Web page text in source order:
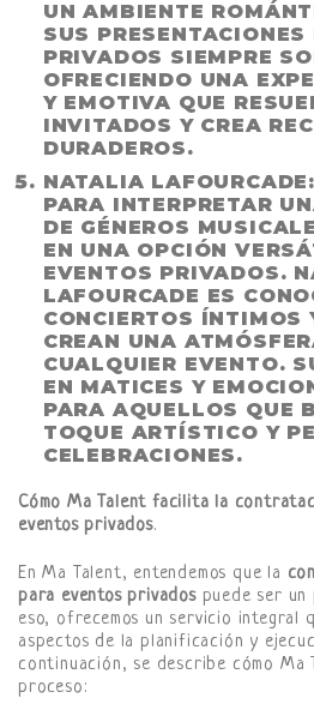
UN AMBIENTE
SUS PRESENTACIONES
PRIVADOS SIEMPRE
OFRECIENDO UNA
Y EMOTIVA QUE
INVITADOS Y CREA
DURADEROS.
NATALIA LAFOURCADE
PARA INTERPRETAR
DE GÉNEROS
EN UNA OPCIÓN
EVENTOS PRIVADOS.
LAFOURCADE ES
CONCIERTOS ÍNTIMOS
CREAN UNA
CUALQUIER EVENTO.
EN MATICES Y
PARA AQUELLOS QUE
TOQUE ARTÍSTICO Y
CELEBRACIONES.
Cómo Ma Talent facilita la
eventos privados.
En Ma Talent, entendemos que la
para eventos privadospuede ser un
eso, ofrecemos un servicio integral
aspectos de la planificación y
continuación, se describe cómo Ma
proceso: